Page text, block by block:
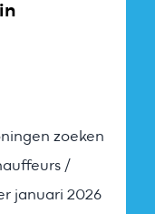
zoeken
/
januari 2026